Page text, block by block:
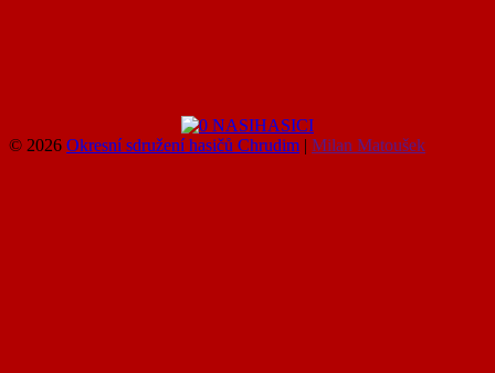
© 2026 Okresní sdružení hasičů Chrudim | Milan Matoušek